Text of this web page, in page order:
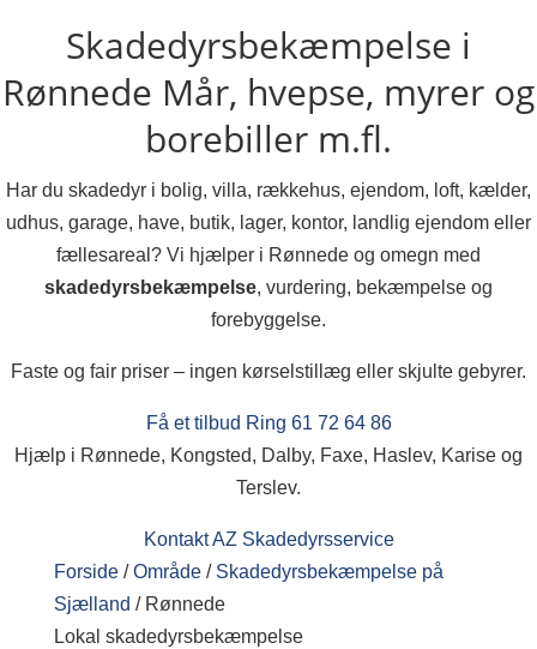
Skadedyrsbekæmpelse i
Rønnede Mår, hvepse, myrer og
borebiller m.fl.
Har du skadedyr i bolig, villa, rækkehus, ejendom, loft, kælder,
udhus, garage, have, butik, lager, kontor, landlig ejendom eller
fællesareal? Vi hjælper i Rønnede og omegn med
skadedyrsbekæmpelse, vurdering, bekæmpelse og
forebyggelse.
Faste og fair priser – ingen kørselstillæg eller skjulte gebyrer.
Få et tilbud Ring 61 72 64 86
Hjælp i Rønnede, Kongsted, Dalby, Faxe, Haslev, Karise og
Terslev.
Kontakt AZ Skadedyrsservice
Forside / Område / Skadedyrsbekæmpelse på
Sjælland / Rønnede
Lokal skadedyrsbekæmpelse